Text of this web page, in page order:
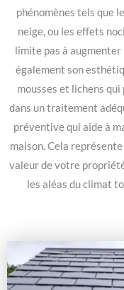
phénomènes tels que
neige, ou les effets
limite pas à
également son
mousses et lichens
dans un traitement
préventive qui aide à
maison. Cela
valeur de votre
les aléas du climat